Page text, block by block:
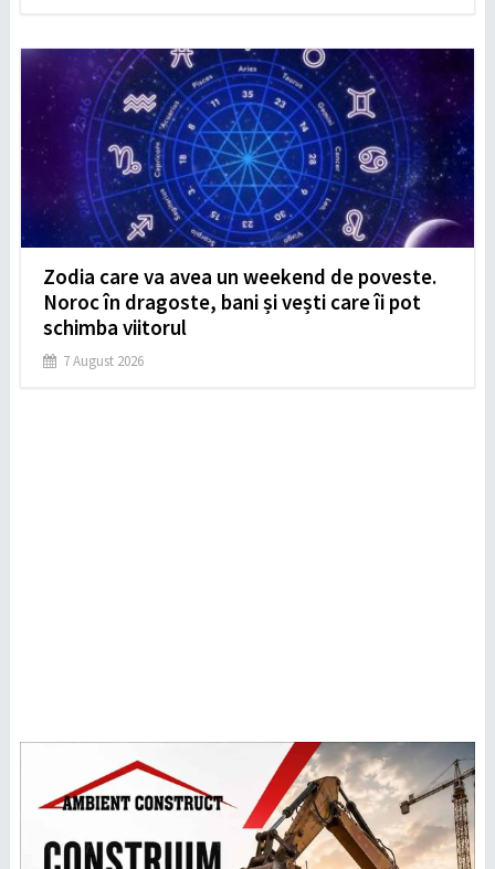
Zodia care va avea un weekend de poveste.
Noroc în dragoste, bani și vești care îi pot
schimba viitorul
7 August 2026